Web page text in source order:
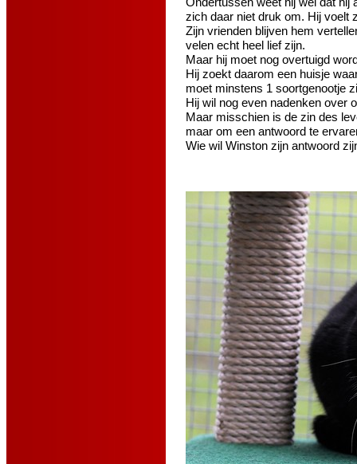
zich daar niet druk om. Hij voelt
Zijn vrienden blijven hem
velen echt heel lief zijn.
Maar hij moet nog overtuigd
Hij zoekt daarom een huisje
moet minstens 1 soortgenootje
Hij wil nog even nadenken over
Maar misschien is de zin des
maar om een antwoord te
Wie wil Winston zijn antwoord